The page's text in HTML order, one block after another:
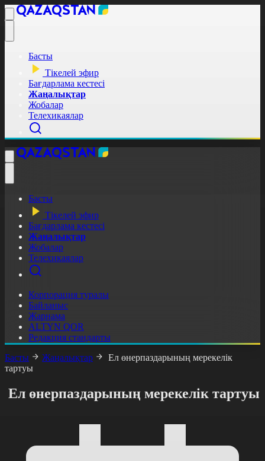
Басты
Тікелей эфир
Бағдарлама кестесі
Жаңалықтар
Жобалар
Телехикаялар
Басты
Тікелей эфир
Бағдарлама кестесі
Жаңалықтар
Жобалар
Телехикаялар
Корпорация туралы
Байланыс
Жарнама
ALTYN QOR
Редакция стандарты
Басты
Жаңалықтар
Ел өнерпаздарының мерекелік
тартуы
Ел өнерпаздарының мерекелік тартуы